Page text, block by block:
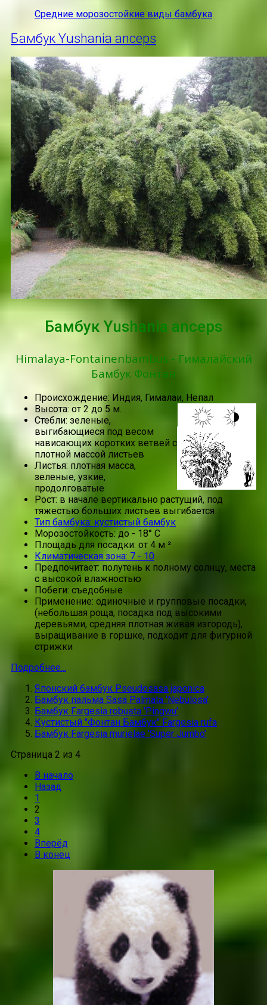
Средние морозостойкие виды бамбука
Бамбук Yushania anceps
Бамбук Yushania anceps
Himalaya-Fontainenbambus - Гималайский
Бамбук Фонтан
Происхождение: Индия, Гималаи, Непал
Высота: от 2 до 5 м.
Стебли: зеленые,
выгибающиеся под весом
нависающих коротких ветвей с
плотной массой листьев
Листья: плотная масса,
зеленые, узкие,
продолговатые
Рост: в начале вертикально растущий, под
тяжестью больших листьев выгибается
Тип бамбука: кустистый бамбук
Морозостойкость: до - 18° C
Площадь для посадки: от 4 м ²
Климатическая зона: 7 - 10
Предпочитает: полутень к полному солнцу, места
с высокой влажностью
Побеги: съедобные
Применение: одиночные и групповые посадки,
(небольшая роща, посадка под высокими
деревьями, средняя плотная живая изгородь),
выращивание в горшке, подходит для фигурной
стрижки
Подробнее...
Японский бамбук Pseudosasa japonica
Бамбук пальма Sasa Palmata 'Nebulosa'
Бамбук Fargesia robusta 'Pingwu'
Кустистый "Фонтан Бамбук" Fargesia rufa
Бамбук Fargesia murielae 'Super Jumbo'
Страница 2 из 4
В начало
Назад
1
2
3
4
Вперёд
В конец